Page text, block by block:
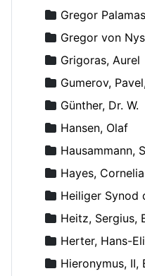
Gregor
Gregor von
Grigoras, Aurel
Gumerov,
Günther, Dr. W.
Hansen, Olaf
Hausammann,
Hayes, Cornelia
Heiliger Synod
Heitz, Sergius,
Herter, Hans-
Hieronymus,